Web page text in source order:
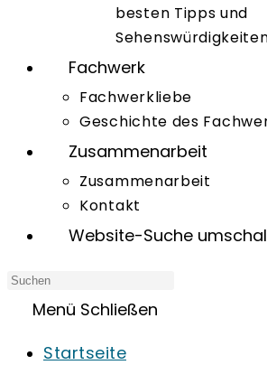
besten Tipps und
Fachwerk
Fachwerkliebe
Geschichte des
Zusammenarbeit
Zusammenarbeit
Kontakt
Website-Suche
Menü Schließen
Startseite